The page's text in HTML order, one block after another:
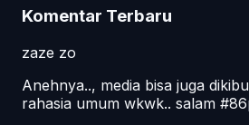
Komentar Terbaru
zaze zo
Anehnya.., media bisa juga
rahasia umum wkwk.. salam